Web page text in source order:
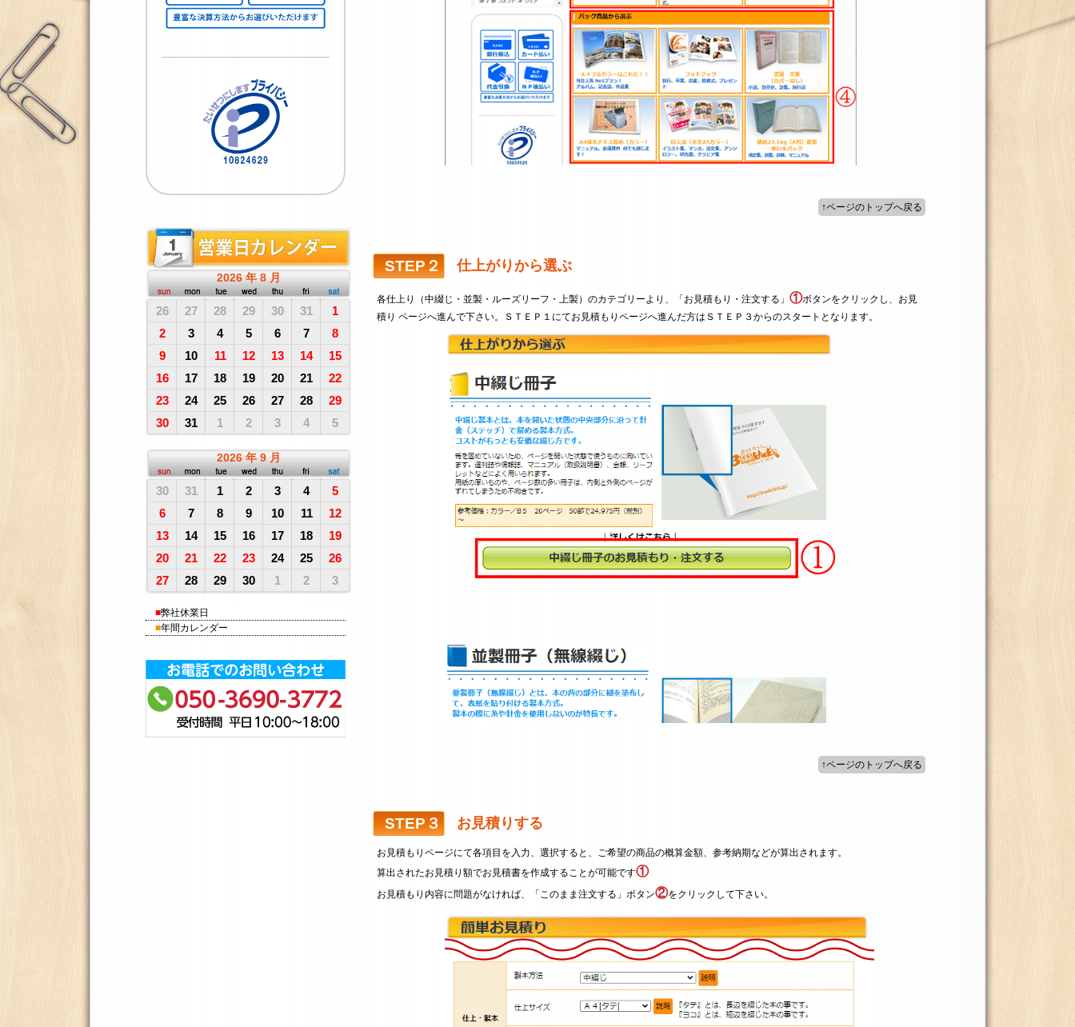
2026 年 8 月
26 27 28 29 30 31
1
2
3 4 5 6 7
8
9
10 11 12 13 14
15
16
17 18 19 20 21
22
23
24 25 26 27 28
29
30
31 1 2 3 4 5
2026 年 9 月
30 31 1 2 3 4
5
6
7 8 9 10 11
12
13
14 15 16 17 18
19
20
21 22 23 24 25
26
27
28 29 30 1 2 3
■弊社休業日
■年間カレンダー
↑ページのトップへ戻る
STEP２ 仕上がりから選ぶ
各仕上り（中綴じ・並製・ルーズリーフ・上製）のカテゴリーより、「お見積もり・注文する」 ①ボタンをクリックし、お見
積り ページへ進んで下さい。ＳＴＥＰ１にてお見積もりページへ進んだ方はＳＴＥＰ３からのスタートとなります。
↑ページのトップへ戻る
STEP３ お見積りする
お見積もりページにて各項目を入力、選択すると、ご希望の商品の概算金額、参考納期などが算出されます。
算出されたお見積り額でお見積書を作成することが可能です①
お見積もり内容に問題がなければ、「このまま注文する」ボタン②をクリックして下さい。